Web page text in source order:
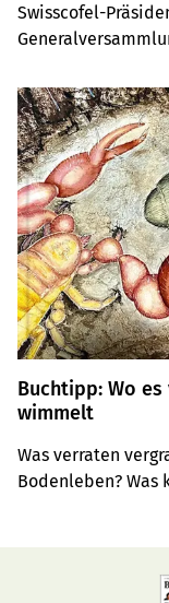
Kartoffelhandel
Swisscofel-
aktuellen
Buchtipp: Wo
wimmelt
Was verraten
Bodenleben?